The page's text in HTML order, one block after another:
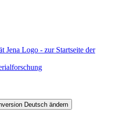
Jena Logo - zur Startseite der
Deutsch ändern